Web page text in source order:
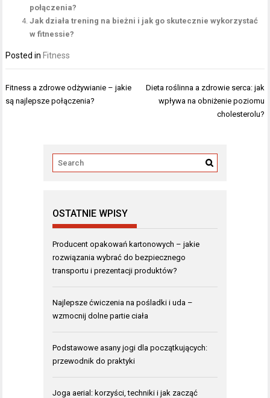
połączenia?
Jak działa trening na bieżni i jak go skutecznie wykorzystać
w fitnessie?
Posted in Fitness
Nawigacja
wpisu
Fitness a zdrowe odżywianie – jakie
są najlepsze połączenia?
Dieta roślinna a zdrowie serca: jak
wpływa na obniżenie poziomu
cholesterolu?
OSTATNIE WPISY
Producent opakowań kartonowych – jakie
rozwiązania wybrać do bezpiecznego
transportu i prezentacji produktów?
Najlepsze ćwiczenia na pośladki i uda –
wzmocnij dolne partie ciała
Podstawowe asany jogi dla początkujących:
przewodnik do praktyki
Joga aerial: korzyści, techniki i jak zacząć